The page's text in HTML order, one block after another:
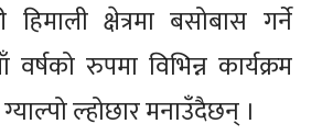
हिमाली क्षेत्रमा बसोबास गर्ने
रुपमा विभिन्न कार्यक्रम
ल्होछार मनाउँदैछन् ।